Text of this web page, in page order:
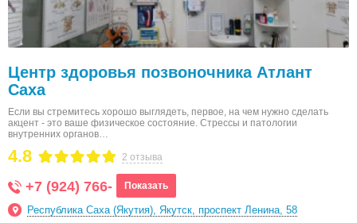
Центр здоровья позвоночника Атлант
Саха
Если вы стремитесь хорошо выглядеть, первое, на чем нужно сделать
акцент - это ваше физическое состояние. Стрессы и патологии
внутренних органов…
2 отзыва
4.8
+7 (924) 766- Показать
Республика Саха (Якутия), Якутск, проспект Ленина, 58